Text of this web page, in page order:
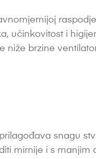
učinkovitost i
niže brzine
snagu
mirnije i s manjim